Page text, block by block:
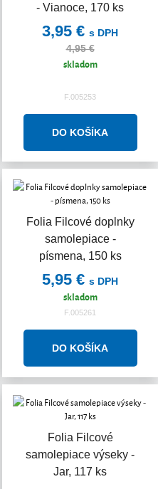
- Vianoce, 170 ks
3,95 € s DPH
4,95 €
skladom
F.005253
Folia Filcové doplnky
samolepiace -
písmena, 150 ks
5,95 € s DPH
skladom
F.005261
Folia Filcové
samolepiace výseky -
Jar, 117 ks